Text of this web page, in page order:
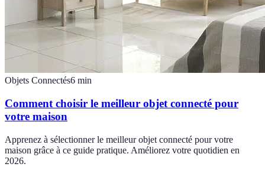
Objets Connectés6 min
Comment choisir le meilleur objet connecté pour
votre maison
Apprenez à sélectionner le meilleur objet connecté pour votre
maison grâce à ce guide pratique. Améliorez votre quotidien en
2026.